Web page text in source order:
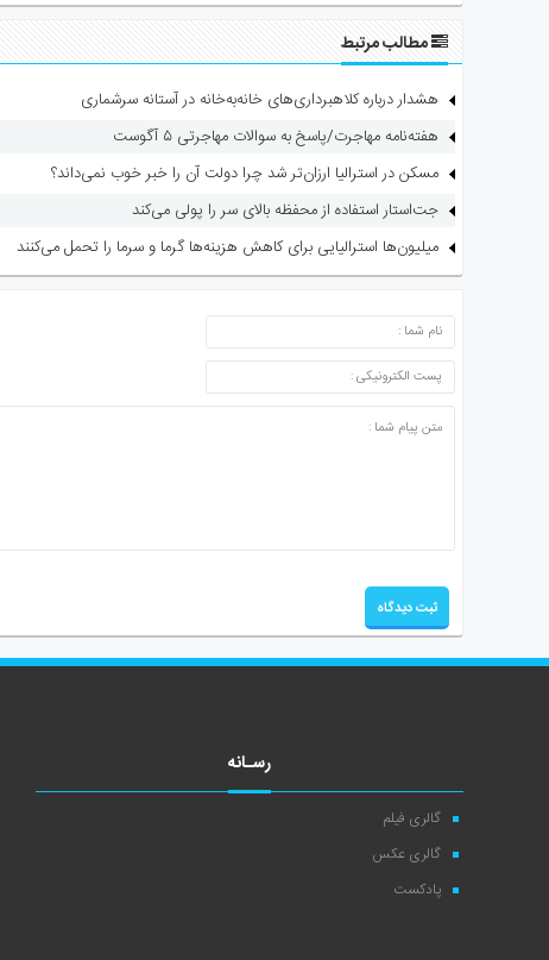
مطالب مرتبط
هشدار درباره کلاهبرداری‌های خانه‌به‌خانه در آستانه سرشماری
هفته‌نامه مهاجرت/پاسخ به سوالات مهاجرتی ۵ آگوست
مسکن در استرالیا ارزان‌تر شد چرا دولت آن را خبر خوب نمی‌داند؟
جت‌استار استفاده از محفظه بالای سر را پولی می‌کند
میلیون‌ها استرالیایی برای کاهش هزینه‌ها گرما و سرما را تحمل می‌کنند
ارسال دیدگاه
رسـانه
گالری فیلم
گالری عکس
پادکست